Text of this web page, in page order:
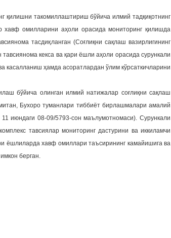
қилишни такомиллаштириш бўйича илмий тадқиқотнинг
хавф омилларини аҳоли орасида мониторинг қилишда
тасдиқланган (Соғлиқни сақлаш вазирлигининг
кекса ва қари ёшли аҳоли орасида сурункали
ҳамда асоратлардан ўлим кўрсаткичларини
бўйича олинган илмий натижалар соғлиқни сақлаш
Бухоро туманлари тиббиёт бирлашмалари амалий
июндаги 08-09/5793-сон маълумотномаси). Сурункали
тавсиялар мониторинг дастурини ва иккиламчи
ёшлиларда хавф омиллари таъсирининг камайишига ва
берган.